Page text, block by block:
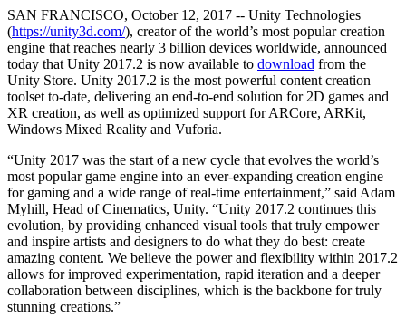
詳しく見る
発見され、モバイルユーザーを獲得する
アプリ内課金
ストアとD2C全体でIAPを管理
プレイヤーを適切なゲームに接続する
Unity で宣伝
Unity で収益化
活用事例
モバイルゲーム
Unity でモバイル向けヒット作を制作して成長させる
インディーゲーム
少人数のチームで大規模なゲームを開発する
イノベーションと車内体験を促進する
すべての業界を見る
ベストプラクティスガイド
専門家のヒントとコツ
デモ
デモ、サンプル、ビルディングブロック
すべてのリソース
新機能
ブログ
更新情報、情報、技術的ヒント
お知らせ
ニュース、ストーリー、プレスセンター
学生向け
キャリアをスタートさせる
教育者向け
教育を大幅に強化
教育機関向けライセンス
Unityの力をあなたの機関に持ち込む
認定教材
Unityのマスタリーを証明する
SAN FRANCISCO, October 12, 2017 -- Unity Technologies
(https://unity3d.com/), creator of the world’s most popular creation
engine that reaches nearly 3 billion devices worldwide, announced
today that Unity 2017.2 is now available to download from the
Unity Store. Unity 2017.2 is the most powerful content creation
toolset to-date, delivering an end-to-end solution for 2D games and
XR creation, as well as optimized support for ARCore, ARKit,
Windows Mixed Reality and Vuforia.
“Unity 2017 was the start of a new cycle that evolves the world’s
most popular game engine into an ever-expanding creation engine
for gaming and a wide range of real-time entertainment,” said Adam
Myhill, Head of Cinematics, Unity. “Unity 2017.2 continues this
evolution, by providing enhanced visual tools that truly empower
and inspire artists and designers to do what they do best: create
amazing content. We believe the power and flexibility within 2017.2
allows for improved experimentation, rapid iteration and a deeper
collaboration between disciplines, which is the backbone for truly
stunning creations.”